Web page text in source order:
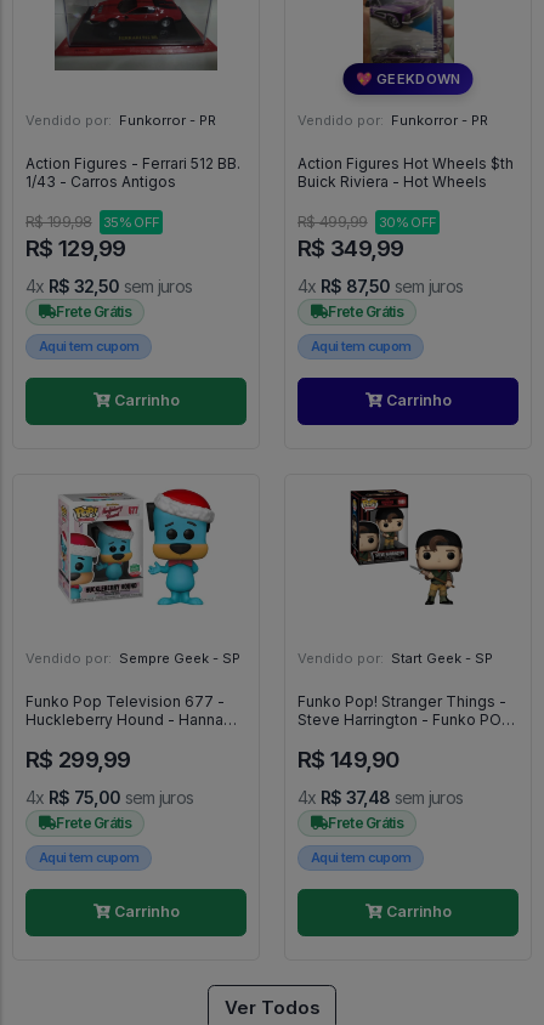
Vendido por: Funkorror - PR
Action Figures - Ferrari 512 BB.
1/43 - Carros Antigos
R$ 199,98 35% OFF
R$ 129,99
4x R$ 32,50 sem juros
Frete Grátis
Aqui tem cupom
Carrinho
💖 GEEKDOWN
Vendido por: Funkorror - PR
Action Figures Hot Wheels $th
Buick Riviera - Hot Wheels
R$ 499,99 30% OFF
R$ 349,99
4x R$ 87,50 sem juros
Frete Grátis
Aqui tem cupom
Carrinho
Vendido por: Sempre Geek - SP
Funko Pop Television 677 -
Huckleberry Hound - Hanna
R$ 299,99
4x R$ 75,00 sem juros
Frete Grátis
Aqui tem cupom
Carrinho
Vendido por: Start Geek - SP
Funko Pop! Stranger Things -
Steve Harrington - Funko POP!
R$ 149,90
4x R$ 37,48 sem juros
Frete Grátis
Aqui tem cupom
Carrinho
Ver Todos